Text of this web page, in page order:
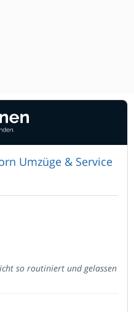
Umzüge & Service
so routiniert und gelassen